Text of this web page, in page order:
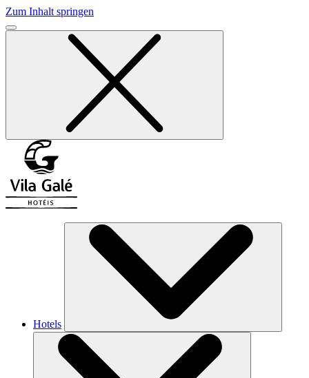
Zum Inhalt springen
Hotels